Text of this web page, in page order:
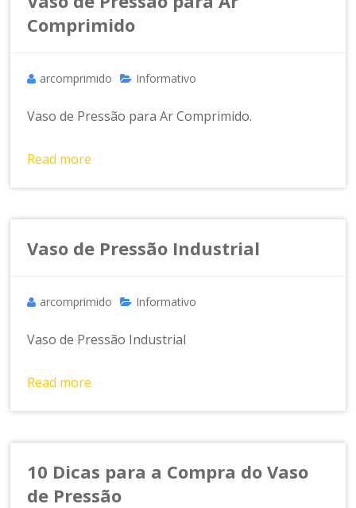
m
e
t
d
A
r
C
o
m
p
id
Comprimido
arcomprimido Informativo
Vaso de Pressão para Ar Comprimido.
Read more
Vaso de Pressão Industrial
arcomprimido Informativo
Vaso de Pressão Industrial
Read more
10 Dicas para a Compra do Vaso
de Pressão